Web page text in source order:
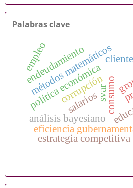
Palabras clave
consumo
análisis bayesiano
eficiencia
métodos matemáticos
política económica
estrategia competitiva
corrupción
svar
endeudamiento
salarios
empleo